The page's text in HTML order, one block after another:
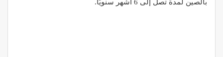
بالصين لمدة تصل إلى 6 أشهر سنويًا.